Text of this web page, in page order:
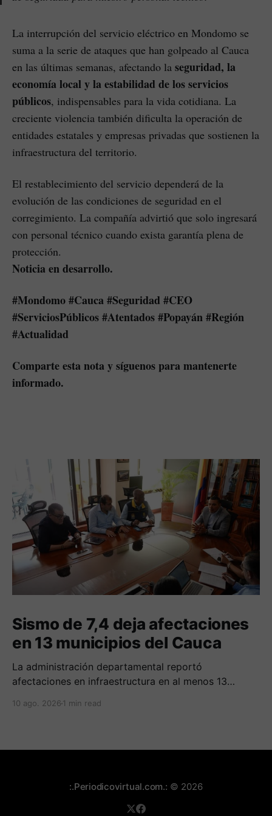
La interrupción del servicio eléctrico en Mondomo se
suma a la serie de ataques que han golpeado al Cauca
en las últimas semanas, afectando la seguridad, la
economía local y la estabilidad de los servicios
públicos, indispensables para la vida cotidiana. La
creciente violencia también dificulta la operación de
entidades estatales y empresas privadas que sostienen la
infraestructura del territorio.
El restablecimiento del servicio dependerá de la
evolución de las condiciones de seguridad en el
corregimiento. La compañía advirtió que solo ingresará
con personal técnico cuando exista garantía plena de
protección.
Noticia en desarrollo.
#Mondomo #Cauca #Seguridad #CEO
#ServiciosPúblicos #Atentados #Popayán #Región
#Actualidad
Comparte esta nota y síguenos para mantenerte
informado.
Sismo de 7,4 deja afectaciones
en 13 municipios del Cauca
La administración departamental reportó
afectaciones en infraestructura en al menos 13
registran víctimas mortales.
10 ago. 2026 1 min read
:.Periodicovirtual.com.: © 2026